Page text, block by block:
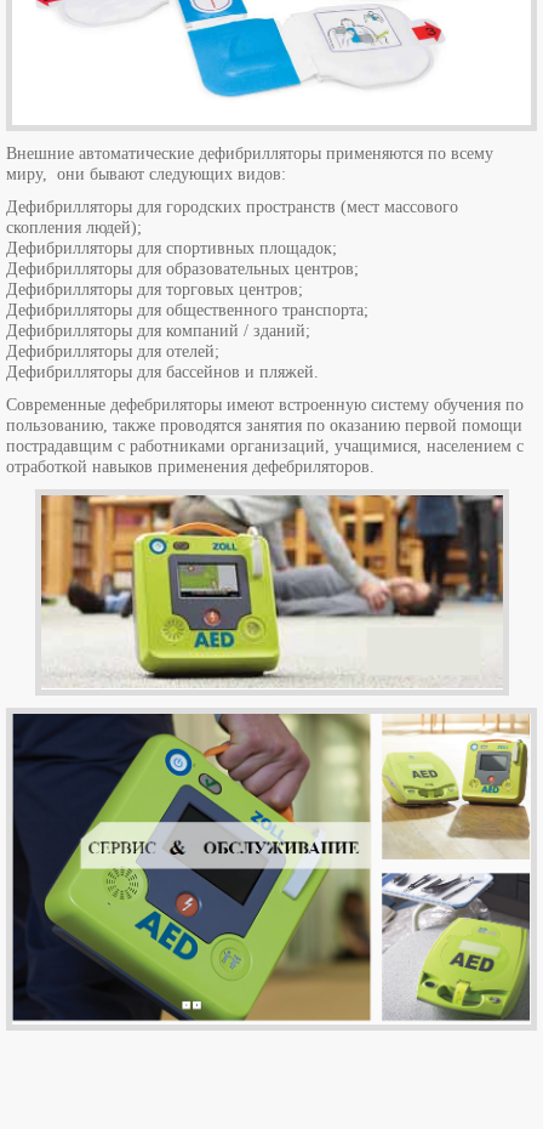
Внешние автоматические дефибрилляторы применяются по всему
миру, они бывают следующих видов:
Дефибрилляторы для городских пространств (мест массового
скопления людей);
Дефибрилляторы для спортивных площадок;
Дефибрилляторы для образовательных центров;
Дефибрилляторы для торговых центров;
Дефибрилляторы для общественного транспорта;
Дефибрилляторы для компаний / зданий;
Дефибрилляторы для отелей;
Дефибрилляторы для бассейнов и пляжей.
Современные дефебриляторы имеют встроенную систему обучения по
пользованию, также проводятся занятия по оказанию первой помощи
пострадавщим с работниками организаций, учащимися, населением с
отработкой навыков применения дефебриляторов.